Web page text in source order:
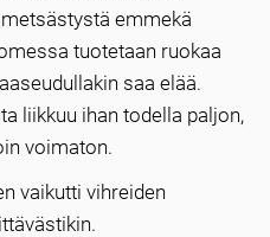
emmekä
tuotetaan ruokaa
saa elää.
liikkuu ihan todella paljon,
voimaton.
vaikutti vihreiden